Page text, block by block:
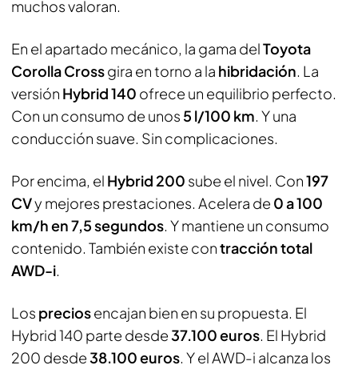
muchos valoran.
En el apartado mecánico, la gama delToyota
Corolla Crossgira en torno a la hibridación. La
versión Hybrid 140 ofrece un equilibrio perfecto.
Con un consumo de unos 5 l/100 km. Y una
conducción suave. Sin complicaciones.
Por encima, el Hybrid 200 sube el nivel. Con197
CVy mejores prestaciones. Acelera de 0 a 100
km/h en 7,5 segundos. Y mantiene un consumo
contenido. También existe contracción total
AWD-i.
Los preciosencajan bien en su propuesta. El
Hybrid 140 parte desde37.100 euros. El Hybrid
200 desde38.100 euros. Y el AWD-i alcanza los